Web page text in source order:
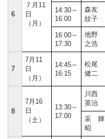
6
７月11
日
（月）
14:30～
16:00
森友
紋子
16:00～
17:30
地野
之浩
7
7月11
日
（月）
14:45～
16:15
松尾
健二
8
7月16
日
（土）
13:30～
17:00
川西
英治
采 輝
昭